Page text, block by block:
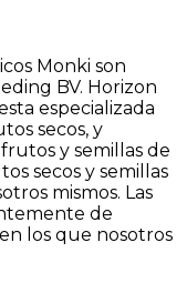
Monki son
BV. Horizon
especializada
secos, y
y semillas de
secos y semillas
mismos. Las
de
los que nosotros